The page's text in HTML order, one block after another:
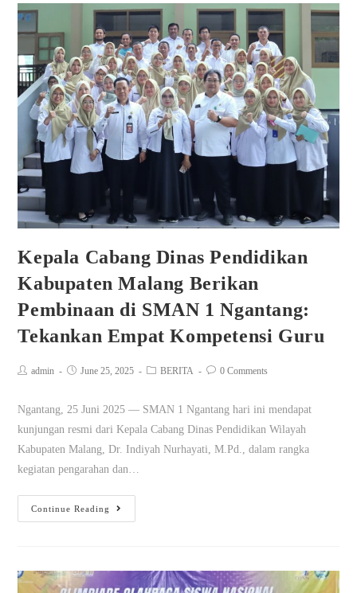
Kepala Cabang Dinas Pendidikan
Kabupaten Malang Berikan
Pembinaan di SMAN 1 Ngantang:
Tekankan Empat Kompetensi Guru
admin June 25, 2025 BERITA 0 Comments
Ngantang, 25 Juni 2025 — SMAN 1 Ngantang hari ini mendapat
kunjungan resmi dari Kepala Cabang Dinas Pendidikan Wilayah
Kabupaten Malang, Dr. Indiyah Nurhayati, M.Pd., dalam rangka
kegiatan pengarahan dan…
Continue Reading